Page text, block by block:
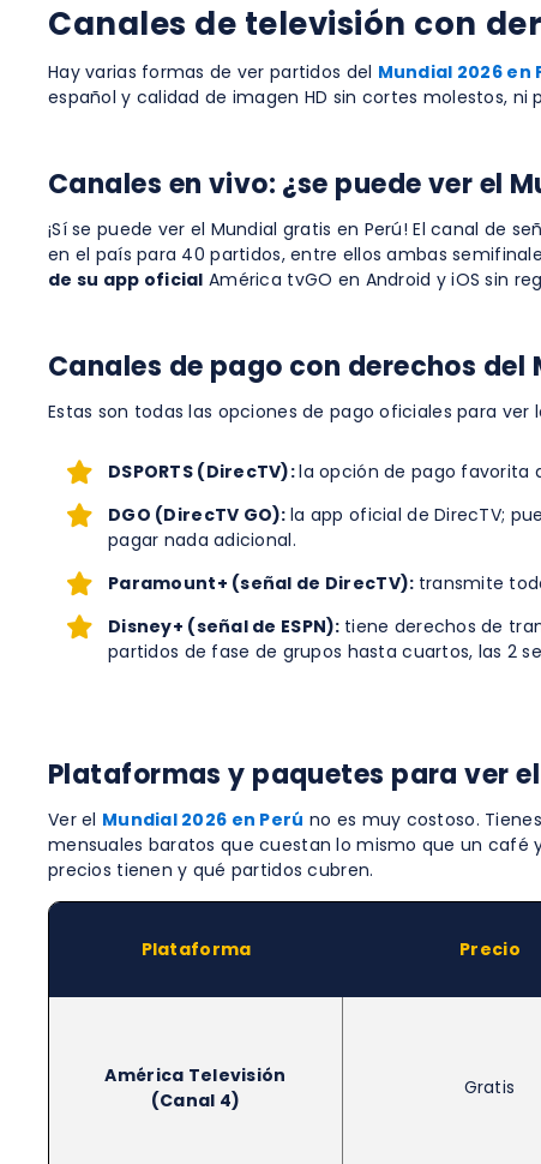
Canales de televisión con
Hay varias formas de ver partidos del Mundial 2026 en
español y calidad de imagen HD sin cortes molestos,
Canales en vivo: ¿se puede ver el
¡Sí se puede ver el Mundial gratis en Perú! El canal de
en el país para 40 partidos, entre ellos ambas
de su app oficial América tvGO en Android y iOS sin
Canales de pago con derechos del
Estas son todas las opciones de pago oficiales para
DSPORTS (DirecTV):la opción de pago favorita
DGO (DirecTV GO):la app oficial de DirecTV;
pagar nada adicional.
Paramount+ (señal de DirecTV): transmite
Disney+ (señal de ESPN): tiene derechos de
partidos de fase de grupos hasta cuartos, las 2
Plataformas y paquetes para ver
Ver el Mundial 2026 en Perú no es muy costoso.
mensuales baratos que cuestan lo mismo que un
precios tienen y qué partidos cubren.
Plataforma Precio
América Televisión
(Canal 4)
Gratis